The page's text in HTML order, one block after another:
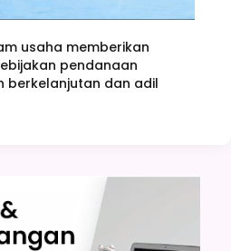
usaha memberikan
pendanaan
berkelanjutan dan adil